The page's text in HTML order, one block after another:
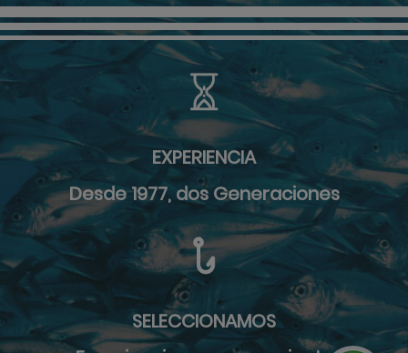
EXPERIENCIA
Desde 1977, dos Generaciones
SELECCIONAMOS